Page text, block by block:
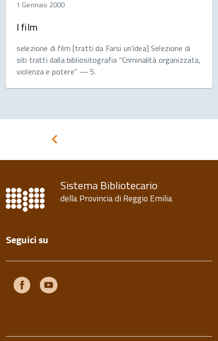
1 Gennaio 2000
I film
selezione di film [tratti da Farsi un’idea] Selezione di
siti tratti dalla bibliositografia "Criminalità organizzata,
violenza e potere" — 5.
Sistema Bibliotecario
della Provincia di Reggio Emilia
Seguici su
Facebook